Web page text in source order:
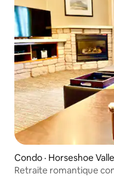
Condo · Horseshoe
Retraite romantique